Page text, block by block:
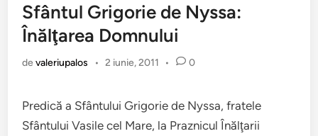
Sfântul Grigorie de Nyssa:
Înălţarea Domnului
devaleriupalos • 2 iunie, 2011 • 0
Predică a Sfântului Grigorie de Nyssa, fratele
Sfântului Vasile cel Mare, la Praznicul Înălţarii